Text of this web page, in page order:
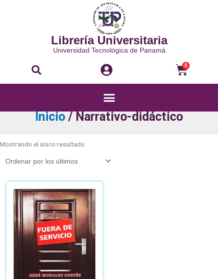
Librería Universitaria
Universidad Tecnológica de Panamá
Buscar 0
Menú
Inicio / Narrativo-didáctico
Mostrando el único resultado